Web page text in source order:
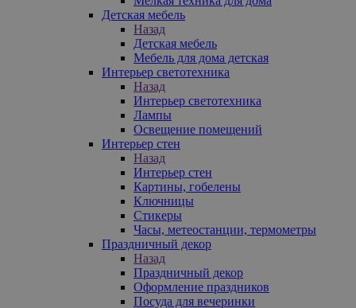
Детская мебель
Назад
Детская мебель
Мебель для дома детская
Интерьер светотехника
Назад
Интерьер светотехника
Лампы
Освещение помещений
Интерьер стен
Назад
Интерьер стен
Картины, гобелены
Ключницы
Стикеры
Часы, метеостанции, термометры
Праздничный декор
Назад
Праздничный декор
Оформление праздников
Посуда для вечеринки